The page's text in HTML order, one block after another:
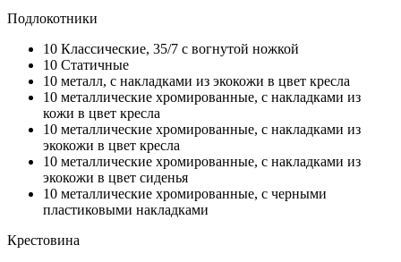
Подлокотники
10 Классические, 35/7 с вогнутой ножкой
10 Статичные
10 металл, с накладками из экокожи в цвет кресла
10 металлические хромированные, с накладками из
кожи в цвет кресла
10 металлические хромированные, с накладками из
экокожи в цвет кресла
10 металлические хромированные, с накладками из
экокожи в цвет сиденья
10 металлические хромированные, с черными
пластиковыми накладками
Крестовина